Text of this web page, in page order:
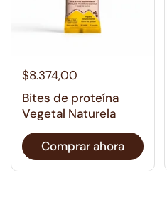
$8.374,00
Bites de proteína
Vegetal Naturela
Comprar ahora